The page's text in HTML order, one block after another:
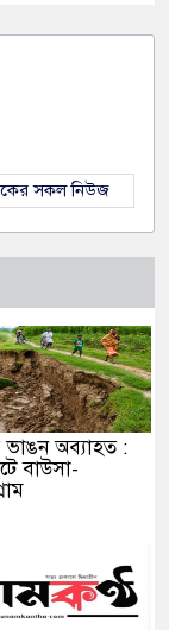
সকল নিউজ
ভাঙন অব্যাহত :
বাউসা-